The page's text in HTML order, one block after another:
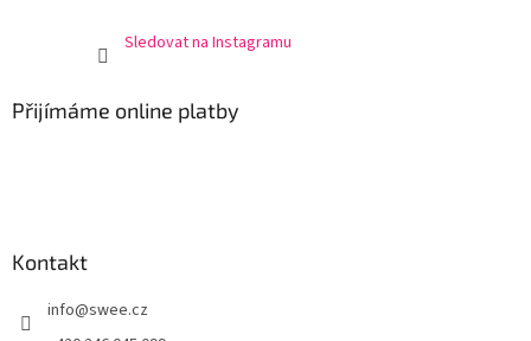
Sledovat na Instagramu
Přijímáme online platby
Kontakt
info@swee.cz